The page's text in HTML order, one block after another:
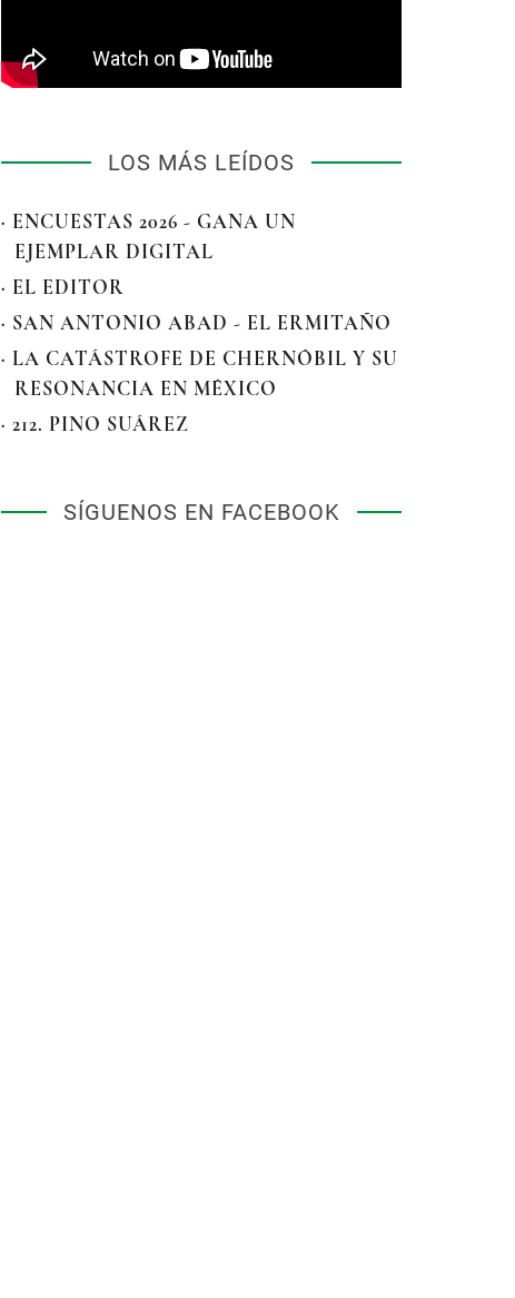
LOS MÁS LEÍDOS
· ENCUESTAS 2026 - GANA UN
EJEMPLAR DIGITAL
· EL EDITOR
· SAN ANTONIO ABAD - EL ERMITAÑO
· LA CATÁSTROFE DE CHERNÓBIL Y SU
RESONANCIA EN MÉXICO
· 212. PINO SUÁREZ
SÍGUENOS EN FACEBOOK